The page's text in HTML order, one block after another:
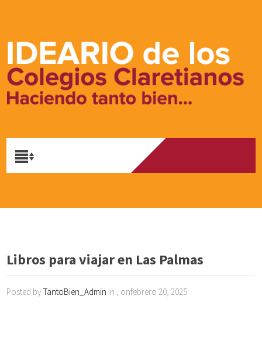
Libros para viajar en Las Palmas
Posted byTantoBien_Admin in , onfebrero 20, 2025